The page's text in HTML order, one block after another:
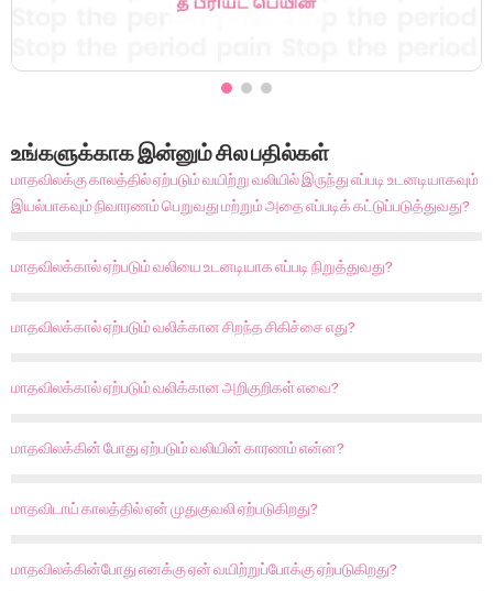
உங்களுக்காக இன்னும் சில பதில்கள்
மாதவிலக்கு காலத்தில் ஏற்படும் வயிற்று வலியில் இருந்து எப்படி உடனடியாகவும்
இயல்பாகவும் நிவாரணம் பெறுவது மற்றும் அதை எப்படிக் கட்டுப்படுத்துவது?
மாதவிலக்கால் ஏற்படும் வலியை உடனடியாக எப்படி நிறுத்துவது?
மாதவிலக்கால் ஏற்படும் வலிக்கான சிறந்த சிகிச்சை எது?
மாதவிலக்கால் ஏற்படும் வலிக்கான அறிகுறிகள் எவை?
மாதவிலக்கின் போது ஏற்படும் வலியின் காரணம் என்ன?
மாதவிடாய் காலத்தில் ஏன் முதுகுவலி ஏற்படுகிறது?
மாதவிலக்கின்போது எனக்கு ஏன் வயிற்றுப்போக்கு ஏற்படுகிறது?